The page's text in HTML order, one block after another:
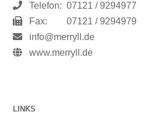
Telefon: 07121 / 9294977
Fax:
07121 / 9294979
info@merryll.de
www.merryll.de
LINKS